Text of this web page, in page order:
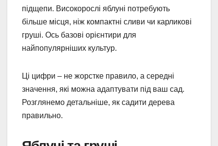
підщепи. Високорослі яблуні потребують
більше місця, ніж компактні сливи чи карликові
груші. Ось базові орієнтири для
найпопулярніших культур.
Ці цифри – не жорстке правило, а середні
значення, які можна адаптувати під ваш сад.
Розглянемо детальніше, як садити дерева
правильно.